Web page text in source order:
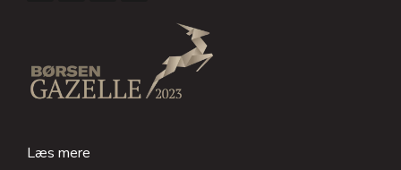
n
-
i
k
-
f
Læs mere